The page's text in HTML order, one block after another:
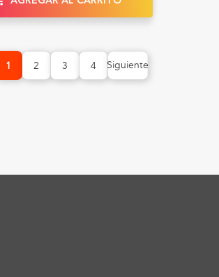
1 2 3 4 Siguiente